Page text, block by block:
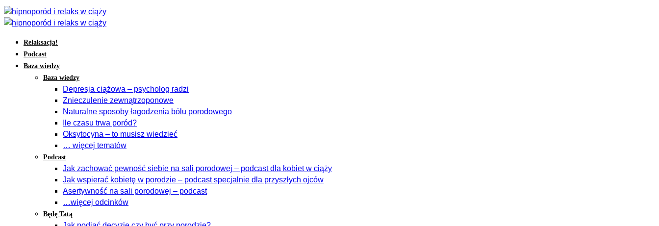
Relaksacja!
Podcast
Baza wiedzy
Baza wiedzy
Depresja ciążowa – psycholog radzi
Znieczulenie zewnątrzoponowe
Naturalne sposoby łagodzenia bólu porodowego
Ile czasu trwa poród?
Oksytocyna – to musisz wiedzieć
… więcej tematów
Podcast
Jak zachować pewność siebie na sali porodowej – podcast dla kobiet w ciąży
Jak wspierać kobietę w porodzie – podcast specjalnie dla przyszłych ojców
Asertywność na sali porodowej – podcast
…więcej odcinków
Będę Tatą